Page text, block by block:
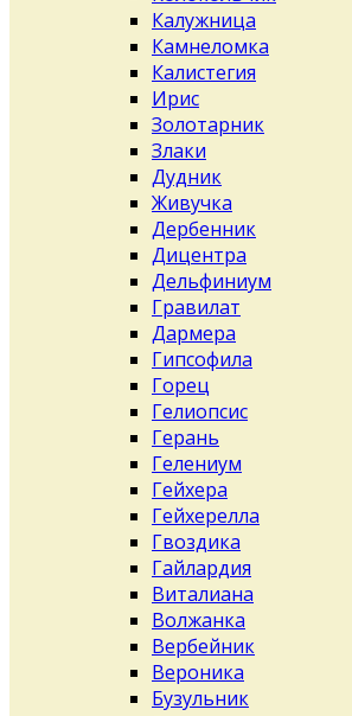
Калужница
Камнеломка
Калистегия
Ирис
Золотарник
Злаки
Дудник
Живучка
Дербенник
Дицентра
Дельфиниум
Гравилат
Дармера
Гипсофила
Горец
Гелиопсис
Герань
Гелениум
Гейхера
Гейхерелла
Гвоздика
Гайлардия
Виталиана
Волжанка
Вербейник
Вероника
Бузульник